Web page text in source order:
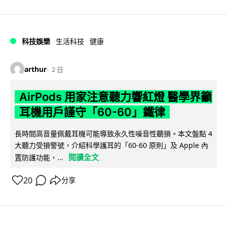
科技娛樂 生活科技 健康
arthur 2 日
AirPods 用家注意聽力響紅燈 醫學界籲
耳機用戶謹守「60-60」鐵律
長時間高音量佩戴耳機可能導致永久性噪音性聽損。本文盤點 4
大聽力受損警號，介紹科學護耳的「60-60 原則」及 Apple 內
置防護功能，...
閱讀全文
20 分享